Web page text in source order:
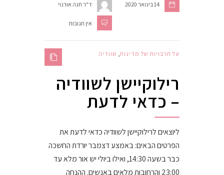
ד"ר חנה אורנוי 14 בינואר 2020
אין תגובות
על תרבויות של מדינות, שוודיה
רילוקיישן לשוודיה
– כדאי לדעת
ליוצאים לרילוקיישן לשוודיה כדאי לדעת את
הפרטים הבאים: באמצע דצמבר יורדת החשכה
כבר בשעה 14:30, ואילו ביולי יש אור מלא עד
23:00 והרחובות מלאים באנשים. ההנחה